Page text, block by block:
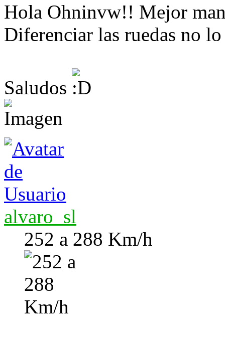
Hola Ohninvw!! Mejor
Diferenciar las ruedas no
Saludos
alvaro_sl
252 a 288 Km/h